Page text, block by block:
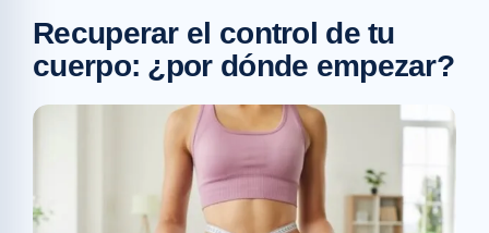
Recuperar el control de tu
cuerpo: ¿por dónde empezar?